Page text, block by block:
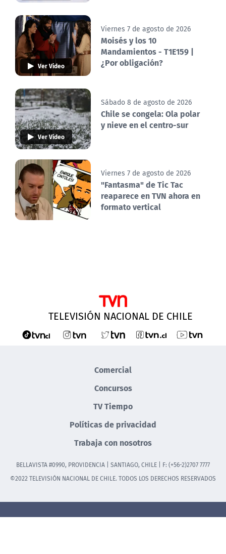
Ver Video
Viernes 7 de agosto de 2026
Moisés y los 10
Mandamientos - T1E159 |
¿Por obligación?
Ver Video
Sábado 8 de agosto de 2026
Chile se congela: Ola polar
y nieve en el centro-sur
Viernes 7 de agosto de 2026
"Fantasma" de Tic Tac
reaparece en TVN ahora en
formato vertical
TELEVISIÓN NACIONAL DE CHILE
Comercial
Concursos
TV Tiempo
Políticas de privacidad
Trabaja con nosotros
BELLAVISTA #0990, PROVIDENCIA | SANTIAGO, CHILE | F: (+56-2)2707 7777
©2022 TELEVISIÓN NACIONAL DE CHILE. TODOS LOS DERECHOS RESERVADOS